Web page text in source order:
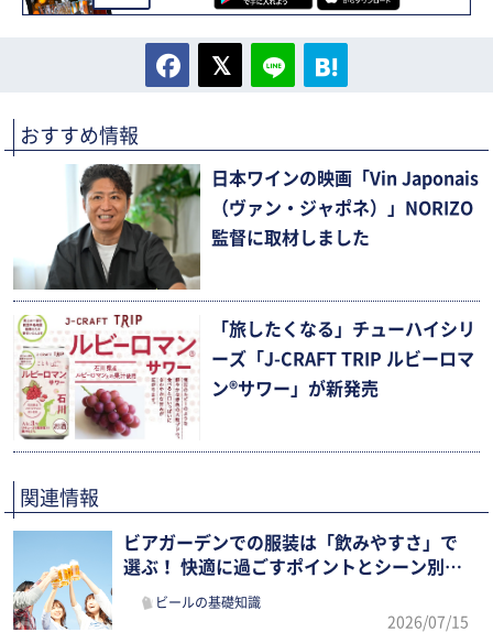
おすすめ情報
日本ワインの映画「Vin Japonais
（ヴァン・ジャポネ）」NORIZO
監督に取材しました
「旅したくなる」チューハイシリ
ーズ「J-CRAFT TRIP ルビーロマ
ン®サワー」が新発売
関連情報
ビアガーデンでの服装は「飲みやすさ」で
選ぶ！ 快適に過ごすポイントとシーン別ま
ビールの基礎知識
2026/07/15